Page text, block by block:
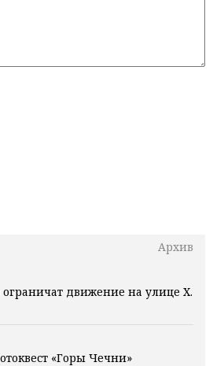
Архив
движение на улице Х.
«Горы Чечни»